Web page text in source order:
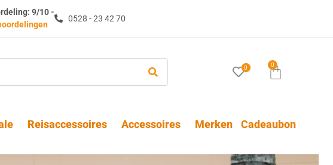
9/10 -
0528 - 23 42 70
0 0
Reisaccessoires Accessoires Merken Cadeaubon